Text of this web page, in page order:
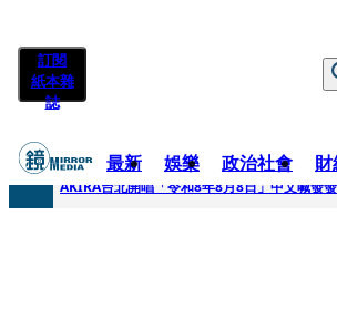
訂閱
紙本雜
誌
最新 娛樂 政治社會
快訊